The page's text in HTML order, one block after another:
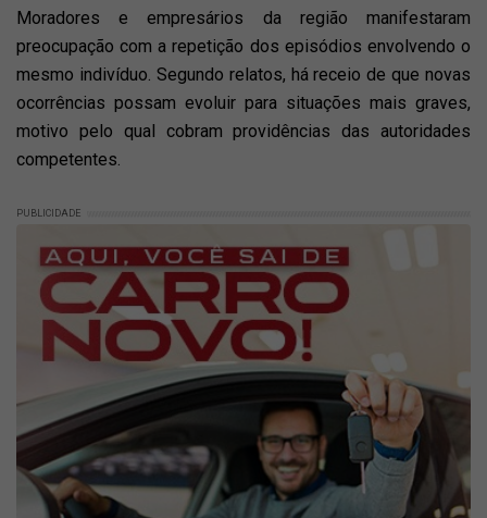
Moradores e empresários da região manifestaram
preocupação com a repetição dos episódios envolvendo o
mesmo indivíduo. Segundo relatos, há receio de que novas
ocorrências possam evoluir para situações mais graves,
motivo pelo qual cobram providências das autoridades
competentes.
PUBLICIDADE